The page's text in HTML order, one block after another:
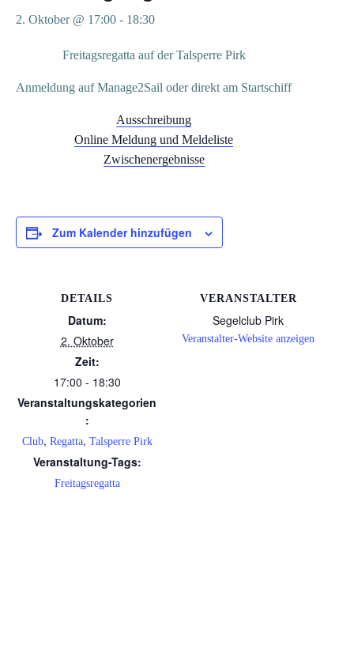
2. Oktober @ 17:00 - 18:30
Freitagsregatta auf der Talsperre Pirk
Anmeldung auf Manage2Sail oder direkt am Startschiff
Ausschreibung
Online Meldung und Meldeliste
Zwischenergebnisse
Zum Kalender hinzufügen
DETAILS
Datum:
2. Oktober
Zeit:
17:00 - 18:30
Veranstaltungskategorien
:
Club, Regatta, Talsperre Pirk
Veranstaltung-Tags:
Freitagsregatta
VERANSTALTER
Segelclub Pirk
Veranstalter-Website anzeigen